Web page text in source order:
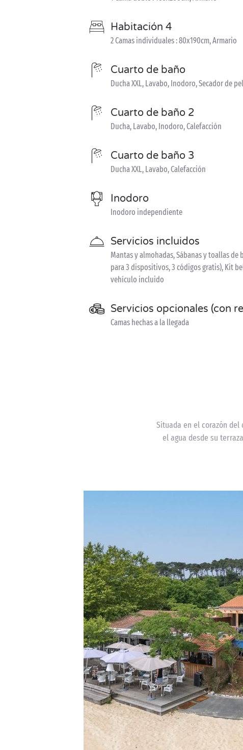
Habitación 4
2 Camas individuales : 80x190cm, Armario
Cuarto de baño
Ducha XXL, Lavabo, Inodoro, Secador de
Cuarto de baño 2
Ducha, Lavabo, Inodoro, Calefacción
Cuarto de baño 3
Ducha XXL, Lavabo, Calefacción
Inodoro
Inodoro independiente
Servicios incluidos
Mantas y almohadas, Sábanas y toallas
para 3 dispositivos, 3 códigos gratis), Kit
vehículo incluido
Servicios opcionales (con
Camas hechas a la llegada
Situada en el corazón
el agua desde su